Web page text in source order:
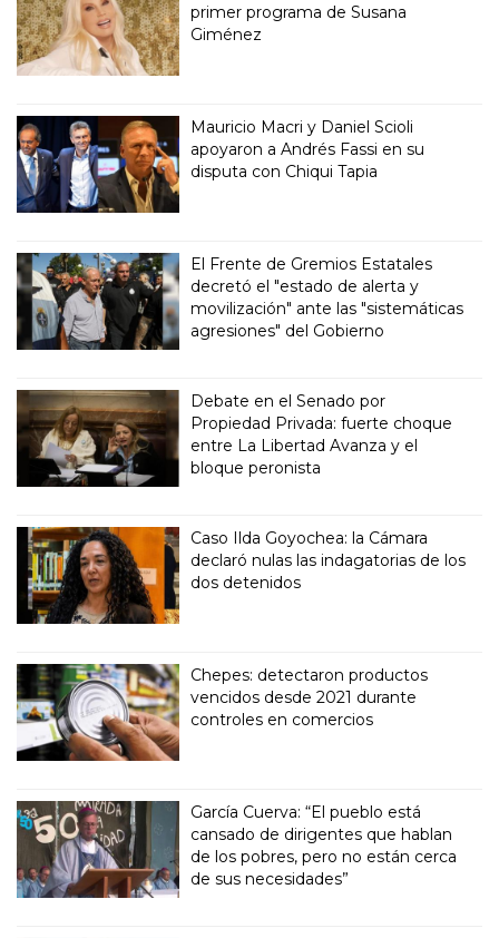
primer programa de Susana
Giménez
Mauricio Macri y Daniel Scioli
apoyaron a Andrés Fassi en su
disputa con Chiqui Tapia
El Frente de Gremios Estatales
decretó el "estado de alerta y
movilización" ante las "sistemáticas
agresiones" del Gobierno
Debate en el Senado por
Propiedad Privada: fuerte choque
entre La Libertad Avanza y el
bloque peronista
Caso Ilda Goyochea: la Cámara
declaró nulas las indagatorias de los
dos detenidos
Chepes: detectaron productos
vencidos desde 2021 durante
controles en comercios
García Cuerva: “El pueblo está
cansado de dirigentes que hablan
de los pobres, pero no están cerca
de sus necesidades”